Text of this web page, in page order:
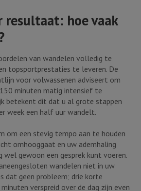
resultaat: hoe vaak
van wandelen volledig te
topsportprestaties te leveren. De
voor volwassenen adviseert om
minuten matig intensief te
betekent dit dat u al grote stappen
week een half uur wandelt.
om een stevig tempo aan te houden
omhooggaat en uw ademhaling
gewoon een gesprek kunt voeren.
wandelen niet in uw
dat geen probleem; drie korte
verspreid over de dag zijn even